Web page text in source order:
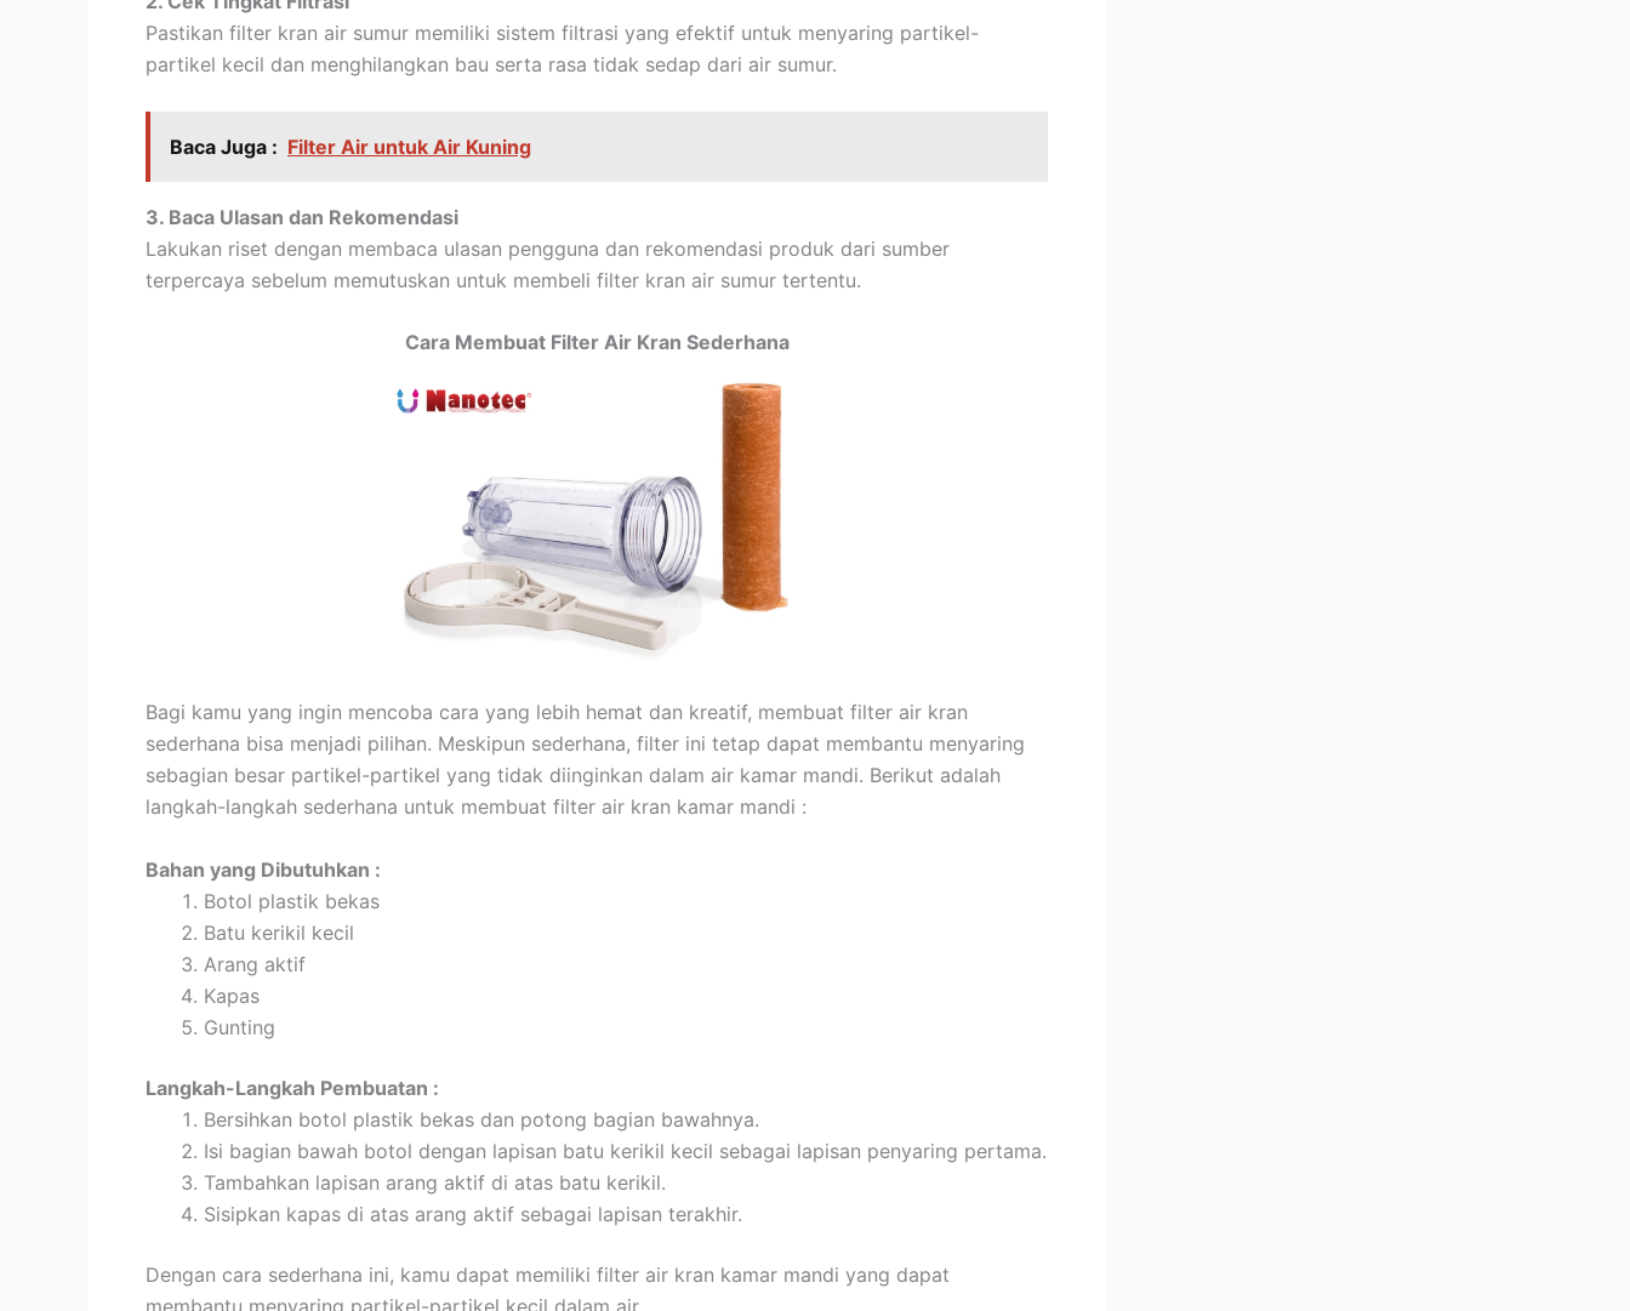
Pastikan filter kran air sumur memiliki sistem filtrasi yang efektif untuk menyaring partikel-
partikel kecil dan menghilangkan bau serta rasa tidak sedap dari air sumur.
Baca Juga : Filter Air untuk Air Kuning
3. Baca Ulasan dan Rekomendasi
Lakukan riset dengan membaca ulasan pengguna dan rekomendasi produk dari sumber
terpercaya sebelum memutuskan untuk membeli filter kran air sumur tertentu.
Cara Membuat Filter Air Kran Sederhana
Bagi kamu yang ingin mencoba cara yang lebih hemat dan kreatif, membuat filter air kran
sederhana bisa menjadi pilihan. Meskipun sederhana, filter ini tetap dapat membantu menyaring
sebagian besar partikel-partikel yang tidak diinginkan dalam air kamar mandi. Berikut adalah
langkah-langkah sederhana untuk membuat filter air kran kamar mandi :
Bahan yang Dibutuhkan :
Botol plastik bekas
Batu kerikil kecil
Arang aktif
Kapas
Gunting
Langkah-Langkah Pembuatan :
Bersihkan botol plastik bekas dan potong bagian bawahnya.
Isi bagian bawah botol dengan lapisan batu kerikil kecil sebagai lapisan penyaring pertama.
Tambahkan lapisan arang aktif di atas batu kerikil.
Sisipkan kapas di atas arang aktif sebagai lapisan terakhir.
Dengan cara sederhana ini, kamu dapat memiliki filter air kran kamar mandi yang dapat
membantu menyaring partikel-partikel kecil dalam air.